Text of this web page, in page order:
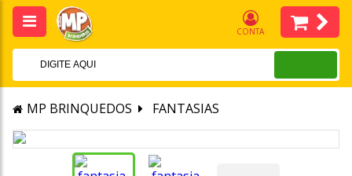
CONTA
MP BRINQUEDOS FANTASIAS